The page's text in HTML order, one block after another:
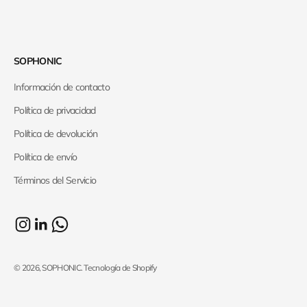
SOPHONIC
Información de contacto
Política de privacidad
Política de devolución
Política de envío
Términos del Servicio
© 2026, SOPHONIC.Tecnología de Shopify